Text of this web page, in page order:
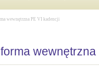
wewnętrzna PE VI kadencji